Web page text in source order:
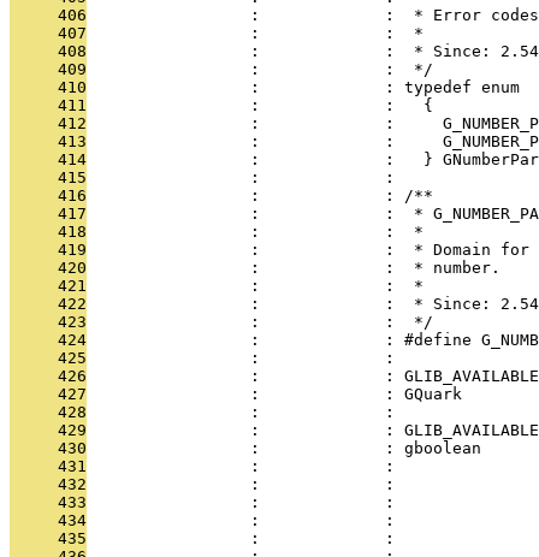
     406
:             :  * Error
     407
                 :             :  *
     408
                 :             :  * Since: 2.54
     409
                 :             :  */
     410
                 :             : typedef enum
     411
                 :             :   {
     412
:             :
     413
:             :
     414
:             :   }
     415
                 :             :
     416
                 :             : /**
     417
:             :  *
     418
                 :             :  *
     419
:             :  * Domain
     420
                 :             :  * number.
     421
                 :             :  *
     422
                 :             :  * Since: 2.54
     423
                 :             :  */
     424
:             : #define
     425
                 :             :
     426
:             :
     427
:             : GQuark
     428
                 :             :
     429
:             :
     430
:             : gboolean
     431
:             :
     432
:             :
     433
:             :
     434
:             :
     435
:             :